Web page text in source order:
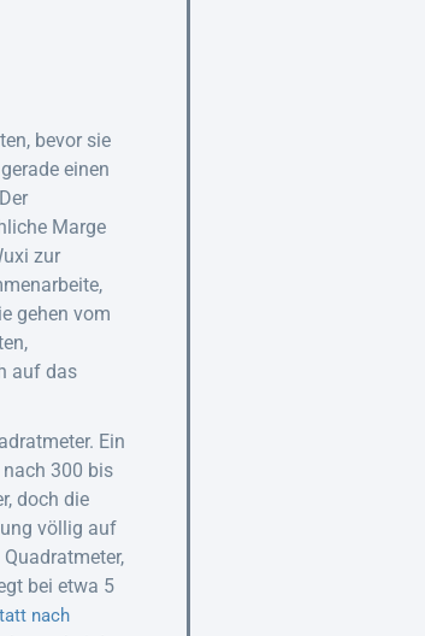
bevor sie
einen
Marge
zur
gehen vom
auf das
Ein
nach 300 bis
doch die
völlig auf
bei etwa 5
nach